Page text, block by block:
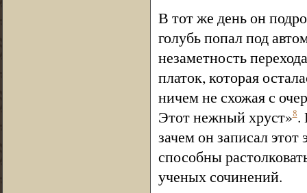
В тот же день он
голубь попал под
незаметность
платок, которая
ничем не схожая с
Этот нежный хруст»8.
зачем он записал
способны
ученых сочинений.